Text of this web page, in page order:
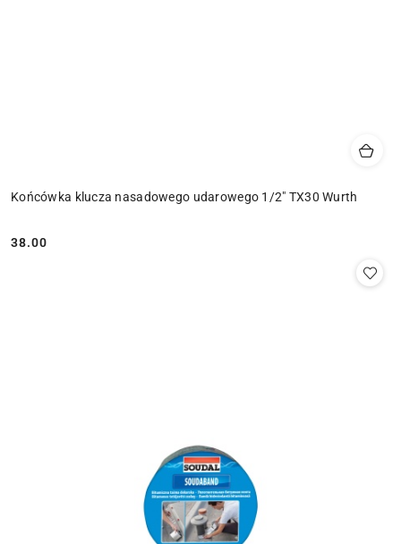
Końcówka klucza nasadowego udarowego 1/2" TX30 Wurth
Cena:
38.00